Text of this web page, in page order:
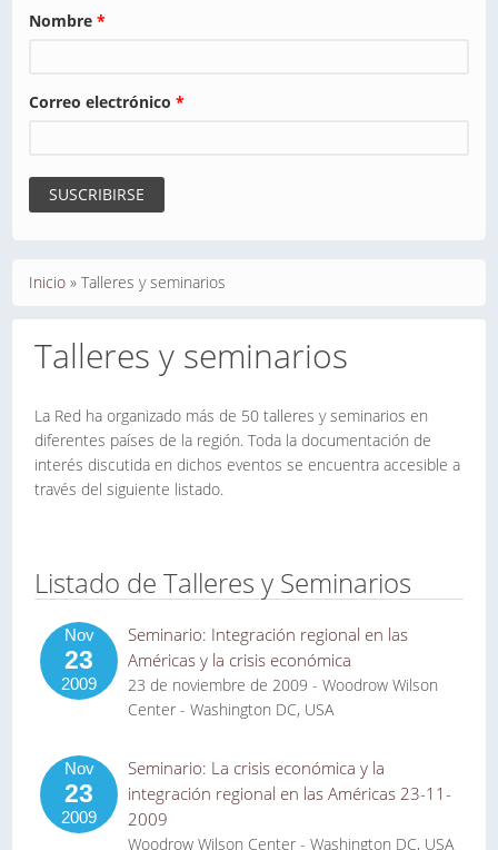
Nombre *
Correo electrónico *
Se encuentra usted aquí
Inicio » Talleres y seminarios
Talleres y seminarios
La Red ha organizado más de 50 talleres y seminarios en
diferentes países de la región. Toda la documentación de
interés discutida en dichos eventos se encuentra accesible a
través del siguiente listado.
Listado de Talleres y Seminarios
Nov
23
2009
Seminario: Integración regional en las
Américas y la crisis económica
23 de noviembre de 2009 - Woodrow Wilson
Center - Washington DC, USA
Nov
23
2009
Seminario: La crisis económica y la
integración regional en las Américas 23-11-
2009
Woodrow Wilson Center - Washington DC, USA